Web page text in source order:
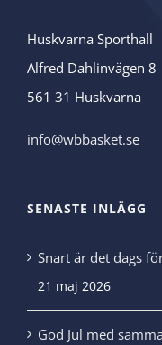
Huskvarna Sporthall
Alfred Dahlinvägen 8
561 31 Huskvarna
info@wbbasket.se
SENASTE INLÄGG
Snart är det dags
21 maj 2026
God Jul med